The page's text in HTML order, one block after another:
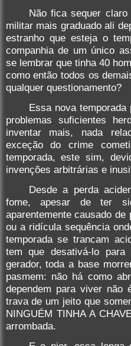
Não fica sequer
militar mais graduado ali
estranho que esteja o
companhia de um único
se lembrar que tinha 40
como então todos os
qualquer questionamento?
Essa nova
problemas suficientes
inventar mais, nada
exceção do crime
temporada, este sim,
invenções arbitrárias e
Desde a perda
fome, apesar de ter
aparentemente causado
ou a ridícula sequência
temporada se trancam
tem que desativá-lo
gerador, toda a base
pasmem: não há como
dependem para viver não
trava de um jeito que
NINGUÉM TINHA A
arrombada.